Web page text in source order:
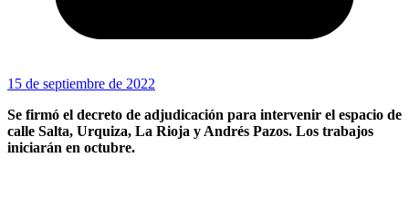
15 de septiembre de 2022
Se firmó el decreto de adjudicación para intervenir el espacio de
calle Salta, Urquiza, La Rioja y Andrés Pazos. Los trabajos
iniciarán en octubre.